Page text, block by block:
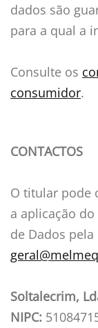
dados são
para a qual a
Consulte os
consumidor.
CONTACTOS
O titular pode
a aplicação
de Dados
Soltalecrim,
NIPC: